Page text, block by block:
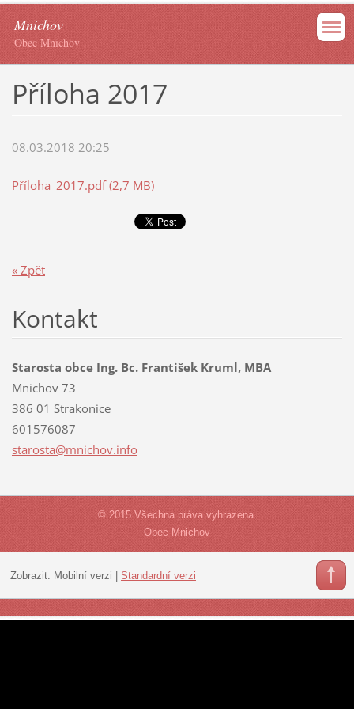
Mnichov
Obec Mnichov
Příloha 2017
08.03.2018 20:25
Příloha_2017.pdf (2,7 MB)
« Zpět
Kontakt
Starosta obce Ing. Bc. František Kruml, MBA
Mnichov 73
386 01 Strakonice
601576087
starosta@mnichov.info
© 2015 Všechna práva vyhrazena.
Obec Mnichov
Zobrazit: Mobilní verzi Standardní verzi